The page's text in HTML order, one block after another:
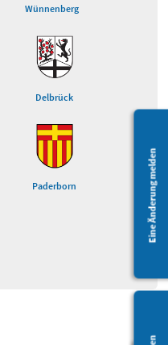
Eine Änderung melden
Wünnenberg
Delbrück
Paderborn